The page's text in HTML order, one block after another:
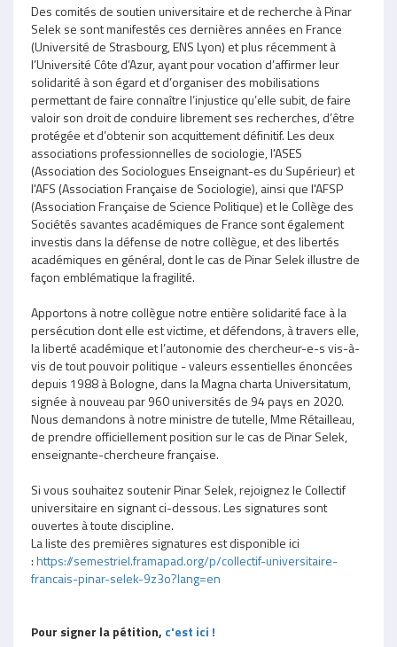
Des comités de soutien universitaire et de recherche à Pinar
Selek se sont manifestés ces dernières années en France
(Université de Strasbourg, ENS Lyon) et plus récemment à
l’Université Côte d’Azur, ayant pour vocation d’affirmer leur
solidarité à son égard et d’organiser des mobilisations
permettant de faire connaître l’injustice qu’elle subit, de faire
valoir son droit de conduire librement ses recherches, d’être
protégée et d’obtenir son acquittement définitif. Les deux
associations professionnelles de sociologie, l'ASES
(Association des Sociologues Enseignant-es du Supérieur) et
l'AFS (Association Française de Sociologie), ainsi que l'AFSP
(Association Française de Science Politique) et le Collège des
Sociétés savantes académiques de France sont également
investis dans la défense de notre collègue, et des libertés
académiques en général, dont le cas de Pinar Selek illustre de
façon emblématique la fragilité.
Apportons à notre collègue notre entière solidarité face à la
persécution dont elle est victime, et défendons, à travers elle,
la liberté académique et l’autonomie des chercheur-e-s vis-à-
vis de tout pouvoir politique - valeurs essentielles énoncées
depuis 1988 à Bologne, dans la Magna charta Universitatum,
signée à nouveau par 960 universités de 94 pays en 2020.
Nous demandons à notre ministre de tutelle, Mme Rétailleau,
de prendre officiellement position sur le cas de Pinar Selek,
enseignante-chercheure française.
Si vous souhaitez soutenir Pinar Selek, rejoignez le Collectif
universitaire en signant ci-dessous. Les signatures sont
ouvertes à toute discipline.
La liste des premières signatures est disponible ici
:https://semestriel.framapad.org/p/collectif-universitaire-
francais-pinar-selek-9z3o?lang=en
Pour signer la pétition, c'est ici !